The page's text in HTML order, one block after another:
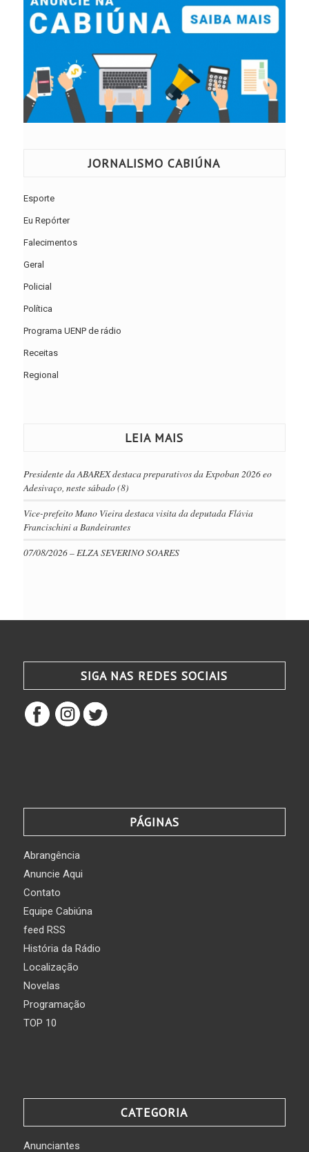
JORNALISMO CABIÚNA
Esporte
Eu Repórter
Falecimentos
Geral
Policial
Política
Programa UENP de rádio
Receitas
Regional
LEIA MAIS
Presidente da ABAREX destaca preparativos da Expoban 2026 eo
Adesivaço, neste sábado (8)
Vice-prefeito Mano Vieira destaca visita da deputada Flávia
Francischini a Bandeirantes
07/08/2026 – ELZA SEVERINO SOARES
SIGA NAS REDES SOCIAIS
PÁGINAS
Abrangência
Anuncie Aqui
Contato
Equipe Cabiúna
feed RSS
História da Rádio
Localização
Novelas
Programação
TOP 10
CATEGORIA
Anunciantes